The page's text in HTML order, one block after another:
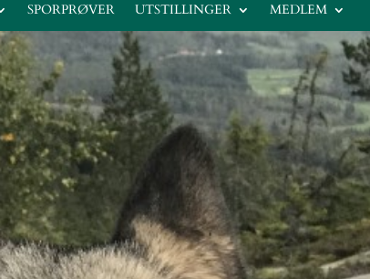
SPORPRØVER UTSTILLINGER MEDLEM